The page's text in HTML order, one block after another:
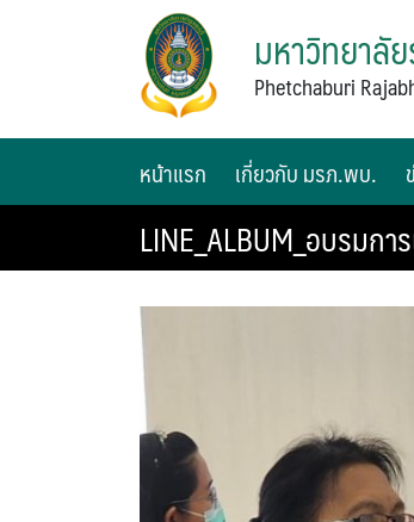
มหาวิทยาลั
Phetchaburi
หน้าแรก เกี่ยวกับ มรภ.พบ.
LINE_ALBUM_อบรมก